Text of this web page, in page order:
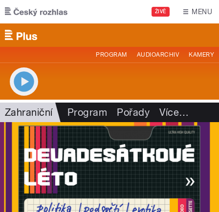
Přejít k hlavnímu obsahu
ŽIVĚ MENU
PROGRAM AUDIOARCHIV KAMERY
Zahraniční Program Pořady Více…